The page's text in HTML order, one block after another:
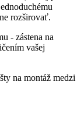
rozširovať.
- zástena na
vašej
na montáž medzi